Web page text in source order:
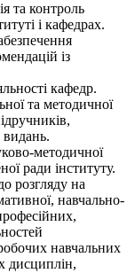
та контроль
і кафедрах.
із
кафедр.
та методичної
видань.
методичної
ради інституту.
розгляду на
навчально-
навчальних
дисциплін,